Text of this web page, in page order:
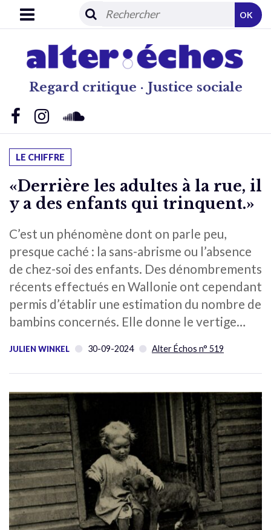
Regard critique · Justice sociale
OK
LE CHIFFRE
«Derrière les adultes à la rue, il
y a des enfants qui trinquent.»
C’est un phénomène dont on parle peu,
presque caché : la sans-abrisme ou l’absence
de chez-soi des enfants. Des dénombrements
récents effectués en Wallonie ont cependant
permis d’établir une estimation du nombre de
bambins concernés. Elle donne le vertige…
JULIEN WINKEL 30-09-2024 Alter Échos n° 519